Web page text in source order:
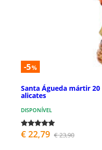
-5%
Santa Águeda mártir
alicates
DISPONÍVEL
€ 22,79 € 23,90